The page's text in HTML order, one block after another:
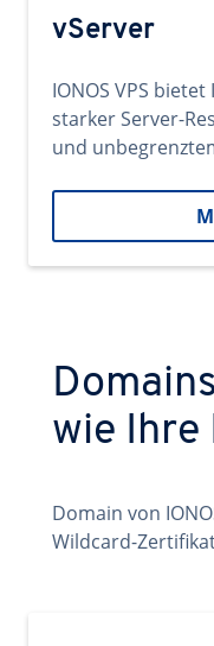
vServer
IONOS VPS
starker Server-
und
wie Ihre
Domain von
Wildcard-